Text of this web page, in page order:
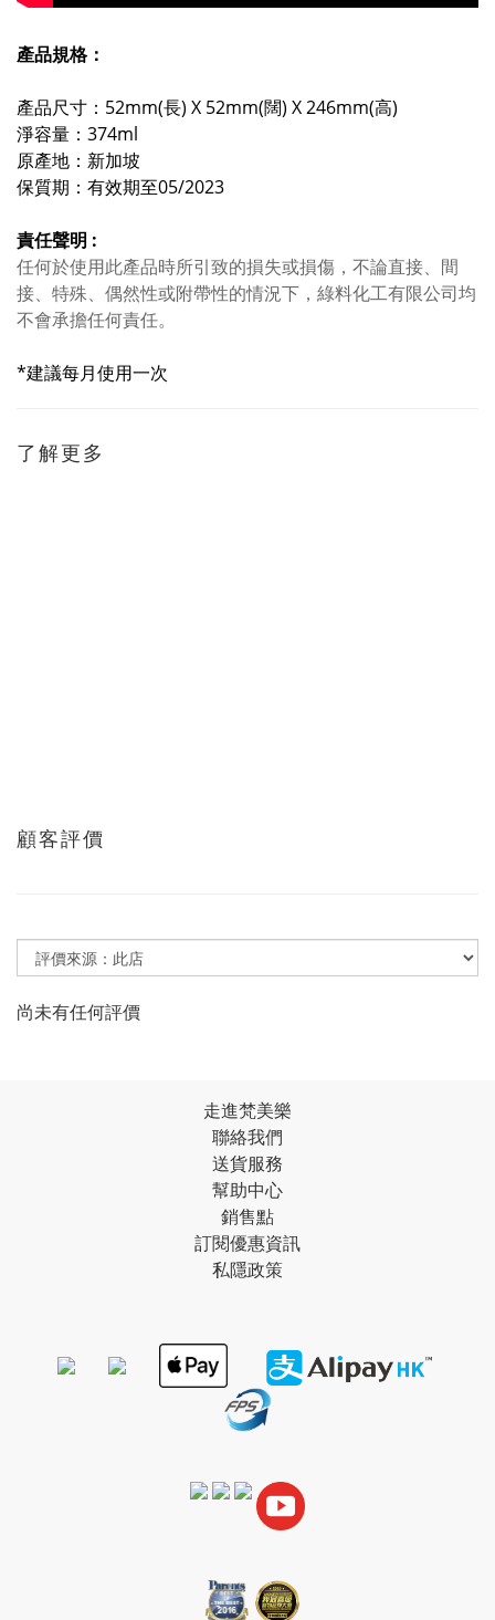
產品規格：
產品尺寸：52mm(長) X 52mm(闊) X 246mm(高)
淨容量：374ml
原產地：新加坡
保質期： 有效期至05/2023
責任聲明 :
任何於使用此產品時所引致的損失或損傷，不論直接、間
接、特殊、偶然性或附帶性的情況下，綠料化工有限公司均
不會承擔任何責任。
*建議每月使用一次
了解更多
顧客評價
尚未有任何評價
走進梵美樂
聯絡我們
送貨服務
幫助中心
銷售點
訂閱優惠資訊
私隱政策